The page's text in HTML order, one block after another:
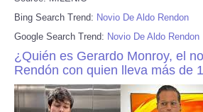
Bing Search Trend: Novio De Aldo Rendon
Google Search Trend: Novio De Aldo Rendon
¿Quién es Gerardo Monroy, el
Rendón con quien lleva más de